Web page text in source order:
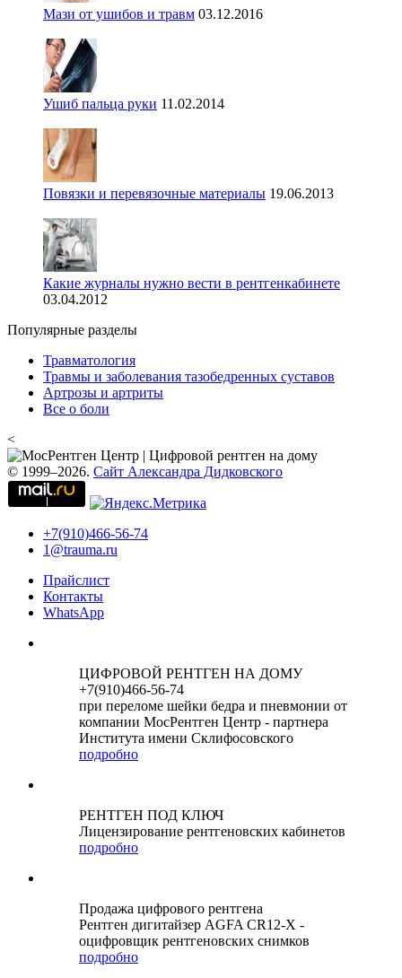
Мази от ушибов и травм 03.12.2016
Ушиб пальца руки 11.02.2014
Повязки и перевязочные материалы 19.06.2013
Какие журналы нужно вести в рентгенкабинете
03.04.2012
Популярные разделы
Травматология
Травмы и заболевания тазобедренных суставов
Артрозы и артриты
Все о боли
<
© 1999–2026. Сайт Александра Дидковского
+7(910)466-56-74
1@trauma.ru
Прайслист
Контакты
WhatsApp
ЦИФРОВОЙ РЕНТГЕН НА ДОМУ
+7(910)466-56-74
при переломе шейки бедра и пневмонии от
компании МосРентген Центр - партнера
Института имени Склифосовского
подробно
РЕНТГЕН ПОД КЛЮЧ
Лицензирование рентгеновских кабинетов
подробно
Продажа цифрового рентгена
Рентген дигитайзер AGFA CR12-X -
оцифровщик рентгеновских снимков
подробно